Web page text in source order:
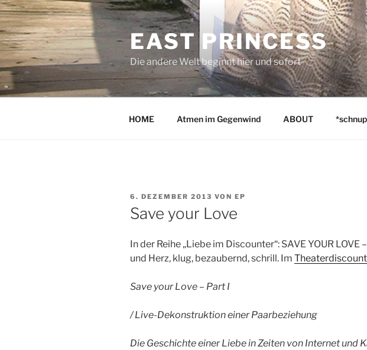
Zum
Inhalt
springen
EAST PRINCESS
Die andere Welt beginnt hier und sofort
HOME Atmen im Gegenwind ABOUT
VERÖFFENTLICHT
AM
6. DEZEMBER 2013 VON EP
Save your Love
In der Reihe „Liebe im Discounter“: SAVE YOUR LOVE
und Herz, klug, bezaubernd, schrill. Im
Save your Love – Part I
/ Live-Dekonstruktion einer Paarbeziehung
Die Geschichte einer Liebe in Zeiten von Internet und